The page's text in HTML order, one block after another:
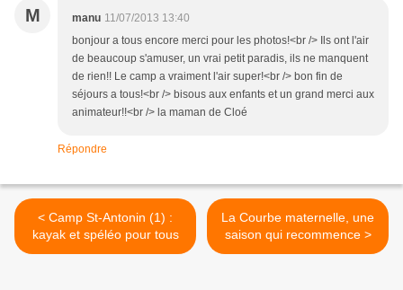
M manu 11/07/2013 13:40
bonjour a tous encore merci pour les photos!<br /> Ils ont l'air
de beaucoup s'amuser, un vrai petit paradis, ils ne manquent
de rien!! Le camp a vraiment l'air super!<br /> bon fin de
séjours a tous!<br /> bisous aux enfants et un grand merci aux
animateur!!<br /> la maman de Cloé
Répondre
< Camp St-Antonin (1) :
kayak et spéléo pour tous
La Courbe maternelle, une
saison qui recommence >